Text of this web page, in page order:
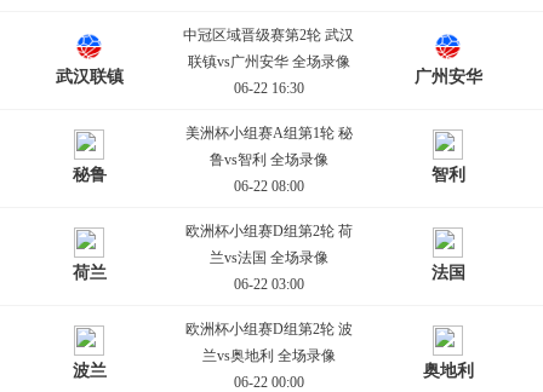
武汉联镇
中冠区域晋级赛第2轮 武汉
联镇vs广州安华 全场录像
06-22 16:30
广州安华
秘鲁
美洲杯小组赛A组第1轮 秘
鲁vs智利 全场录像
06-22 08:00
智利
荷兰
欧洲杯小组赛D组第2轮 荷
兰vs法国 全场录像
06-22 03:00
法国
波兰
欧洲杯小组赛D组第2轮 波
兰vs奥地利 全场录像
06-22 00:00
奥地利